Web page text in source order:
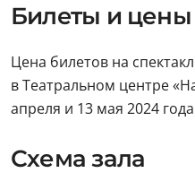
Билеты и цены
Цена билетов на
в Театральном центре
апреля и 13 мая 2024
Схема зала